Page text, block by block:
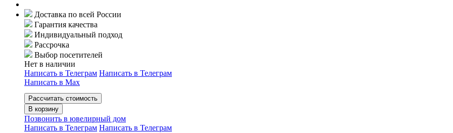
Доставка по всей России
Гарантия качества
Индивидуальный подход
Рассрочка
Выбор посетителей
Нет в наличии
Написать в Телеграм Написать в Телеграм
Написать в Мах
Рассчитать стоимость
В корзину
Позвонить в ювелирный дом
Написать в Телеграм Написать в Телеграм